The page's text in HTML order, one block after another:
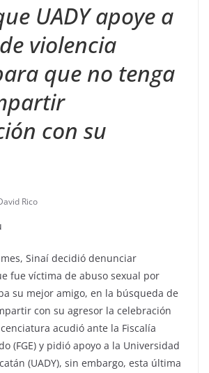
UADY apoye a
violencia
que no tenga
con su
Rico
Sinaí decidió denunciar
fue víctima de abuso sexual por
su mejor amigo, en la búsqueda de
con su agresor la celebración
acudió ante la Fiscalía
(FGE) y pidió apoyo a la Universidad
(UADY), sin embargo, esta última